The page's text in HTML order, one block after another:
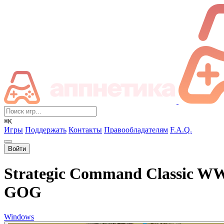
⌘K
Игры Поддержать Контакты Правообладателям F.A.Q.
Войти
Strategic Command Classic
GOG
Windows